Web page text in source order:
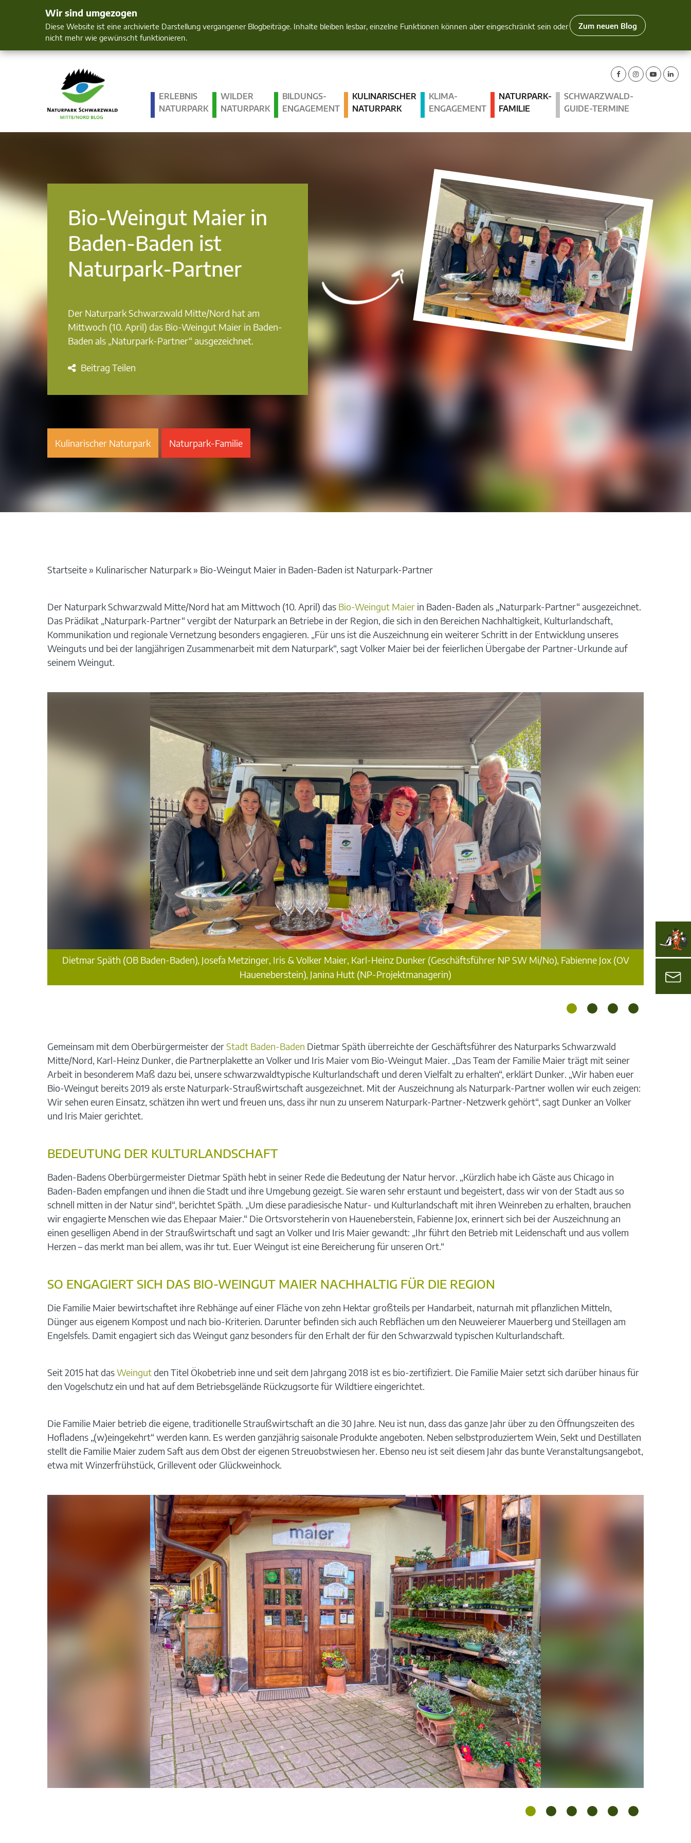
Wir sind umgezogen
Diese Website ist eine archivierte Darstellung vergangener Blogbeiträge. Inhalte bleiben lesbar, einzelne Funktionen können aber eingeschränkt sein oder
nicht mehr wie gewünscht funktionieren.
Zum neuen Blog
Mensch und Natur im Blick
ERLEBNIS
NATURPARK
WILDER
NATURPARK
BILDUNGS­
ENGAGEMENT
KULINARISCHER
NATURPARK
KLIMA­
ENGAGEMENT
NATURPARK-
FAMILIE
SCHWARZWALD-
GUIDE-TERMINE
Bio-Weingut Maier in
Baden-Baden ist
Naturpark-Partner
Der Naturpark Schwarzwald Mitte/Nord hat am
Mittwoch (10. April) das Bio-Weingut Maier in Baden-
Baden als „Naturpark-Partner“ ausgezeichnet.
Beitrag Teilen
Kulinarischer Naturpark Naturpark-Familie
Startseite» Kulinarischer Naturpark» Bio-Weingut Maier in Baden-Baden ist Naturpark-Partner
Der Naturpark Schwarzwald Mitte/Nord hat am Mittwoch (10. April) das Bio-Weingut Maierin Baden-Baden als „Naturpark-Partner“ ausgezeichnet.
Das Prädikat „Naturpark-Partner“ vergibt der Naturpark an Betriebe in der Region, die sich in den Bereichen Nachhaltigkeit, Kulturlandschaft,
Kommunikation und regionale Vernetzung besonders engagieren. „Für uns ist die Auszeichnung ein weiterer Schritt in der Entwicklung unseres
Weinguts und bei der langjährigen Zusammenarbeit mit dem Naturpark“, sagt Volker Maier bei der feierlichen Übergabe der Partner-Urkunde auf
seinem Weingut.
Dietmar Späth (OB Baden-Baden), Josefa Metzinger, Iris & Volker Maier, Karl-Heinz Dunker (Geschäftsführer NP SW Mi/No), Fabienne Jox (OV
Haueneberstein), Janina Hutt (NP-Projektmanagerin)
Gemeinsam mit dem Oberbürgermeister derStadt Baden-Baden Dietmar Späth überreichte der Geschäftsführer des Naturparks Schwarzwald
Mitte/Nord, Karl-Heinz Dunker, die Partnerplakette an Volker und Iris Maier vom Bio-Weingut Maier. „Das Team der Familie Maier trägt mit seiner
Arbeit in besonderem Maß dazu bei, unsere schwarzwaldtypische Kulturlandschaft und deren Vielfalt zu erhalten“, erklärt Dunker. „Wir haben euer
Bio-Weingut bereits 2019 als erste Naturpark-Straußwirtschaft ausgezeichnet. Mit der Auszeichnung als Naturpark-Partner wollen wir euch zeigen:
Wir sehen euren Einsatz, schätzen ihn wert und freuen uns, dass ihr nun zu unserem Naturpark-Partner-Netzwerk gehört“, sagt Dunker an Volker
und Iris Maier gerichtet.
BEDEUTUNG DER KULTURLANDSCHAFT
Baden-Badens Oberbürgermeister Dietmar Späth hebt in seiner Rede die Bedeutung der Natur hervor. „Kürzlich habe ich Gäste aus Chicago in
Baden-Baden empfangen und ihnen die Stadt und ihre Umgebung gezeigt. Sie waren sehr erstaunt und begeistert, dass wir von der Stadt aus so
schnell mitten in der Natur sind“, berichtet Späth. „Um diese paradiesische Natur- und Kulturlandschaft mit ihren Weinreben zu erhalten, brauchen
wir engagierte Menschen wie das Ehepaar Maier.“ Die Ortsvorsteherin von Haueneberstein, Fabienne Jox, erinnert sich bei der Auszeichnung an
einen geselligen Abend in der Straußwirtschaft und sagt an Volker und Iris Maier gewandt: „Ihr führt den Betrieb mit Leidenschaft und aus vollem
Herzen – das merkt man bei allem, was ihr tut. Euer Weingut ist eine Bereicherung für unseren Ort.“
SO ENGAGIERT SICH DAS BIO-WEINGUT MAIER NACHHALTIG FÜR DIE REGION
Die Familie Maier bewirtschaftet ihre Rebhänge auf einer Fläche von zehn Hektar großteils per Handarbeit, naturnah mit pflanzlichen Mitteln,
Dünger aus eigenem Kompost und nach bio-Kriterien. Darunter befinden sich auch Rebflächen um den Neuweierer Mauerberg und Steillagen am
Engelsfels. Damit engagiert sich das Weingut ganz besonders für den Erhalt der für den Schwarzwald typischen Kulturlandschaft.
Seit 2015 hat dasWeingutden Titel Ökobetrieb inne und seit dem Jahrgang 2018 ist es bio-zertifiziert. Die Familie Maier setzt sich darüber hinaus für
den Vogelschutz ein und hat auf dem Betriebsgelände Rückzugsorte für Wildtiere eingerichtet.
Die Familie Maier betrieb die eigene, traditionelle Straußwirtschaft an die 30 Jahre. Neu ist nun, dass das ganze Jahr über zu den Öffnungszeiten des
Hofladens „(w)eingekehrt“ werden kann. Es werden ganzjährig saisonale Produkte angeboten. Neben selbstproduziertem Wein, Sekt und Destillaten
stellt die Familie Maier zudem Saft aus dem Obst der eigenen Streuobstwiesen her. Ebenso neu ist seit diesem Jahr das bunte Veranstaltungsangebot,
etwa mit Winzerfrühstück, Grillevent oder Glückweinhock.